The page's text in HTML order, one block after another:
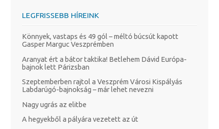
LEGFRISSEBB HÍREINK
Könnyek, vastaps és 49 gól – méltó búcsút kapott
Gasper Marguc Veszprémben
Aranyat ért a bátor taktika! Betlehem Dávid Európa-
bajnok lett Párizsban
Szeptemberben rajtol a Veszprém Városi Kispályás
Labdarúgó-bajnokság – már lehet nevezni
Nagy ugrás az elitbe
A hegyekből a pályára vezetett az út